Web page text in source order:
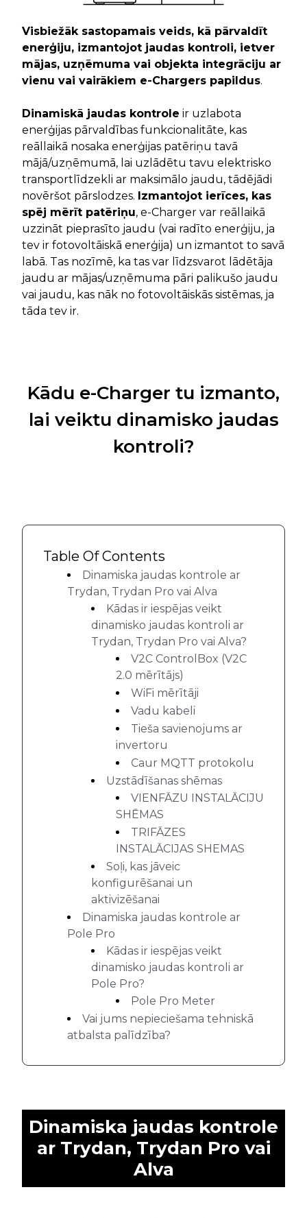
Visbiežāk sastopamais veids, kā pārvaldīt
enerģiju, izmantojot jaudas kontroli, ietver
mājas, uzņēmuma vai objekta integrāciju ar
vienu vai vairākiem e-Chargers papildus.
Dinamiskā jaudas kontrole ir uzlabota
enerģijas pārvaldības funkcionalitāte, kas
reāllaikā nosaka enerģijas patēriņu tavā
mājā/uzņēmumā, lai uzlādētu tavu elektrisko
transportlīdzekli ar maksimālo jaudu, tādējādi
novēršot pārslodzes. Izmantojot ierīces, kas
spēj mērīt patēriņu, e-Charger var reāllaikā
uzzināt pieprasīto jaudu (vai radīto enerģiju, ja
tev ir fotovoltāiskā enerģija) un izmantot to savā
labā. Tas nozīmē, ka tas var līdzsvarot lādētāja
jaudu ar mājas/uzņēmuma pāri palikušo jaudu
vai jaudu, kas nāk no fotovoltāiskās sistēmas, ja
tāda tev ir.
Kādu e-Charger tu izmanto,
lai veiktu dinamisko jaudas
kontroli?
Table Of Contents
Dinamiska jaudas kontrole ar
Trydan, Trydan Pro vai Alva
Kādas ir iespējas veikt
dinamisko jaudas kontroli ar
Trydan, Trydan Pro vai Alva?
V2C ControlBox (V2C
2.0 mērītājs)
WiFi mērītāji
Vadu kabeli
Tieša savienojums ar
invertoru
Caur MQTT protokolu
Uzstādīšanas shēmas
VIENFĀZU INSTALĀCIJU
SHĒMAS
TRIFĀZES
INSTALĀCIJAS SHEMAS
Soļi, kas jāveic
konfigurēšanai un
aktivizēšanai
Dinamiska jaudas kontrole ar
Pole Pro
Kādas ir iespējas veikt
dinamisko jaudas kontroli ar
Pole Pro?
Pole Pro Meter
Vai jums nepieciešama tehniskā
atbalsta palīdzība?
Dinamiska jaudas kontrole
ar Trydan, Trydan Pro vai
Alva